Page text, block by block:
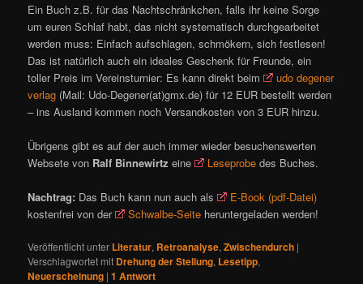
Ein Buch z.B. für das Nachtschränkchen, falls ihr keine Sorge
um euren Schlaf habt, das nicht systematisch durchgearbeitet
werden muss: Einfach aufschlagen, schmökern, sich festlesen!
Das ist natürlich auch ein ideales Geschenk für Freunde, ein
toller Preis im Vereinsturnier: Es kann direkt beim
udo degener
verlag (Mail: Udo-Degener(at)gmx.de) für 12 EUR bestellt werden
– ins Ausland kommen noch Versandkosten von 3 EUR hinzu.
Übrigens gibt es auf der auch immer wieder besuchenswerten
Websete von Ralf Binnewirtz eine Leseprobe des Buches.
Nachtrag: Das Buch kann nun auch als
E-Book (pdf-Datei)
kostenfrei von der
Schwalbe-Seite heruntergeladen werden!
Veröffentlicht unter Literatur, Retroanalyse,Zwischendurch |
Verschlagwortet mit Drehung der Stellung, Lesetipp,
Neuerscheinung |1 Antwort